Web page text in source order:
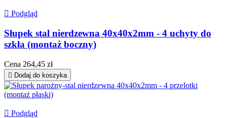
 Podgląd
Słupek stal nierdzewna 40x40x2mm - 4 uchyty do
szkła (montaż boczny)
Cena 264,45 zł
 Dodaj do koszyka
 Podgląd